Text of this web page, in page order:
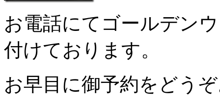
お電話にてゴールデン
付けております。
お早目に御予約をどう